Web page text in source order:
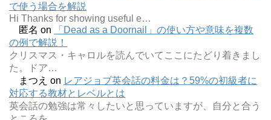
で使う場合を解説
Hi Thanks for showing useful e…
匿名 on
「Dead as a Doornail」の使い方や意味を複数
の例で解説！
クリスマス・キャロルを読んでいてここにたどり着きまし
た。ドア…
まつえ on レアジョブ英会話の料金は？59%の初級者に
対応する教材とレベルとは
英会話の勉強は常々したいと思っていますが、自分と合う